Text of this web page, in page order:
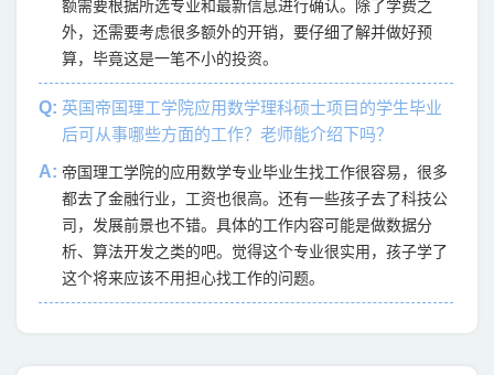
额需要根据所选专业和最新信息进行确认。除了学费之
外，还需要考虑很多额外的开销，要仔细了解并做好预
算，毕竟这是一笔不小的投资。
Q: 英国帝国理工学院应用数学理科硕士项目的学生毕业
后可从事哪些方面的工作？老师能介绍下吗？
A: 帝国理工学院的应用数学专业毕业生找工作很容易，很多
都去了金融行业，工资也很高。还有一些孩子去了科技公
司，发展前景也不错。具体的工作内容可能是做数据分
析、算法开发之类的吧。觉得这个专业很实用，孩子学了
这个将来应该不用担心找工作的问题。
A: 这所学校不仅在全球享有盛誉，而且在教学质量和科研水